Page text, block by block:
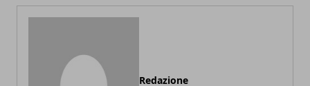
Redazione